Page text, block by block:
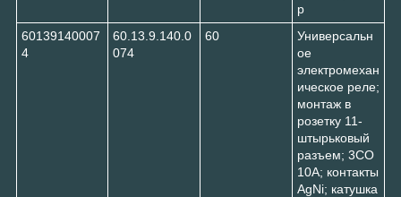
р
60139140007
4
60.13.9.140.0
074
60
Универсальн
ое
электромехан
ическое реле;
монтаж в
розетку 11-
штырьковый
разъем; 3CO
10A; контакты
AgNi; катушка